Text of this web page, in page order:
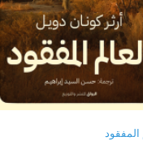
المفقود